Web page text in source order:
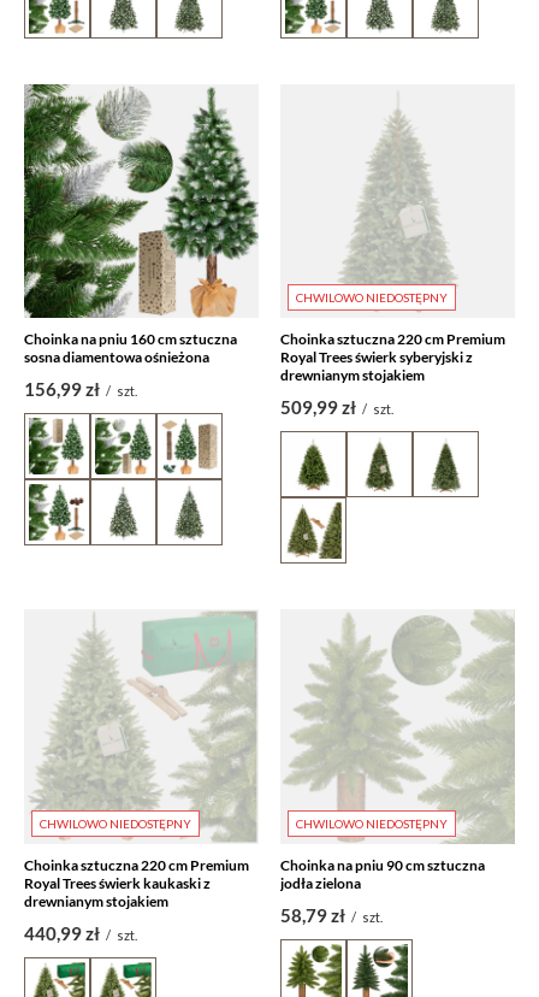
Choinka na pniu 160 cm sztuczna
sosna diamentowa ośnieżona
156,99 zł / szt.
CHWILOWO NIEDOSTĘPNY
Choinka sztuczna 220 cm Premium
Royal Trees świerk syberyjski z
drewnianym stojakiem
509,99 zł / szt.
CHWILOWO NIEDOSTĘPNY
Choinka sztuczna 220 cm Premium
Royal Trees świerk kaukaski z
drewnianym stojakiem
440,99 zł / szt.
CHWILOWO NIEDOSTĘPNY
Choinka na pniu 90 cm sztuczna
jodła zielona
58,79 zł / szt.